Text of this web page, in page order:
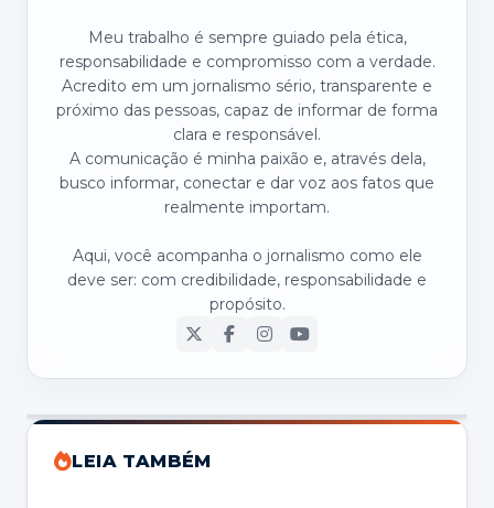
Meu trabalho é sempre guiado pela ética,
responsabilidade e compromisso com a verdade.
Acredito em um jornalismo sério, transparente e
próximo das pessoas, capaz de informar de forma
clara e responsável.
A comunicação é minha paixão e, através dela,
busco informar, conectar e dar voz aos fatos que
realmente importam.
Aqui, você acompanha o jornalismo como ele
deve ser: com credibilidade, responsabilidade e
propósito.
LEIA TAMBÉM